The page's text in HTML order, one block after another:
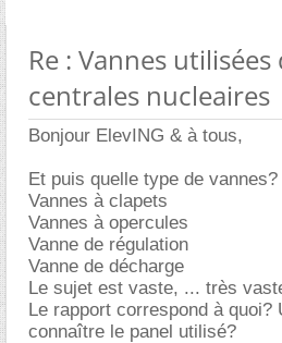
Re : Vannes utilisées
centrales nucleaires
Bonjour ElevING & à tous,
Et puis quelle type de vannes?
Vannes à clapets
Vannes à opercules
Vanne de régulation
Vanne de décharge
Le sujet est vaste, ... très
Le rapport correspond à quoi?
connaître le panel utilisé?